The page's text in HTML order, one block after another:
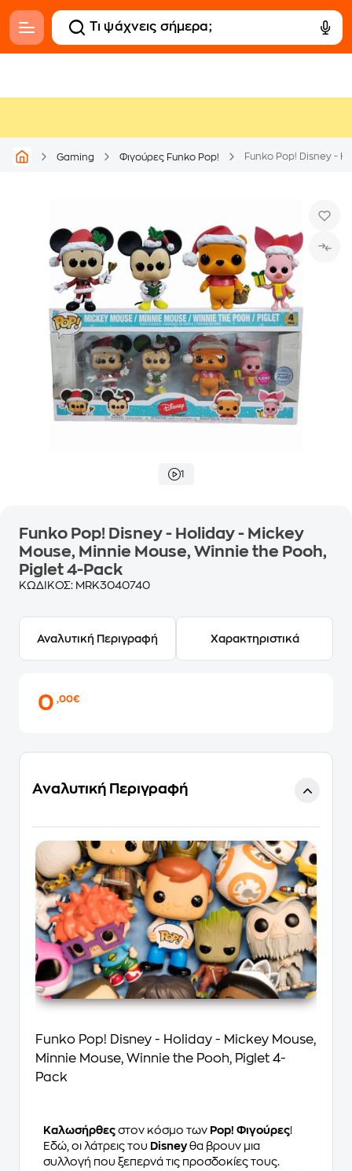
Gaming Φιγούρες Funko Pop!
1
Funko Pop! Disney - Holiday - Mickey
Mouse, Minnie Mouse, Winnie the Pooh,
Piglet 4-Pack
ΚΩΔΙΚΟΣ: MRK3040740
Αναλυτική Περιγραφή Χαρακτηριστικά
0,00€
Αναλυτική Περιγραφή
Funko Pop! Disney - Holiday - Mickey Mouse,
Minnie Mouse, Winnie the Pooh, Piglet 4-
Pack
Καλωσήρθες στον κόσμο των Pop! Φιγούρες!
Εδώ, οι λάτρεις του Disneyθα βρουν μια
συλλογή που ξεπερνά τις προσδοκίες τους.